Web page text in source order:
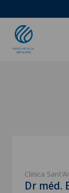
Clinica
Dr méd.